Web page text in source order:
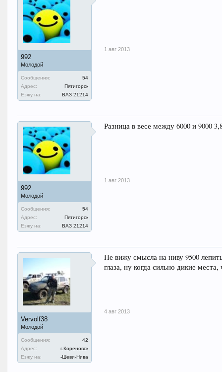
992
Молодой
Сообщения:
54
Адрес:
Пятигорск
Езжу на:
ВАЗ 21214
1 авг 2013
992
Молодой
Сообщения:
54
Адрес:
Пятигорск
Езжу на:
ВАЗ 21214
Разница в весе между 6000 и 9000
1 авг 2013
Vervolf38
Молодой
Сообщения:
42
Адрес:
г.Кореновск
Езжу на:
-Шеви-Нива
Не вижу смысла на ниву 9500
глаза, ну когда сильно дикие
4 авг 2013